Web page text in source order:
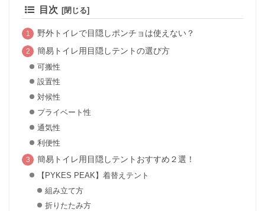
目次
野外トイレで目隠しポンチョは使えない？
簡易トイレ用目隠しテントの選び方
可搬性
設置性
対候性
プライベート性
通気性
利便性
簡易トイレ用目隠しテントおすすめ２選！
【PYKES PEAK】着替えテント
組み立て方
折りたたみ方